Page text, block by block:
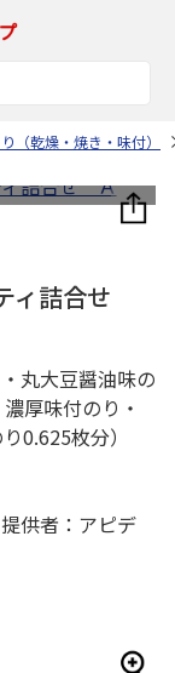
（乾燥・焼き・味付）
ィ詰合せ
丸大豆醤油味の
厚味付のり・
0.625枚分）
供者：アピデ